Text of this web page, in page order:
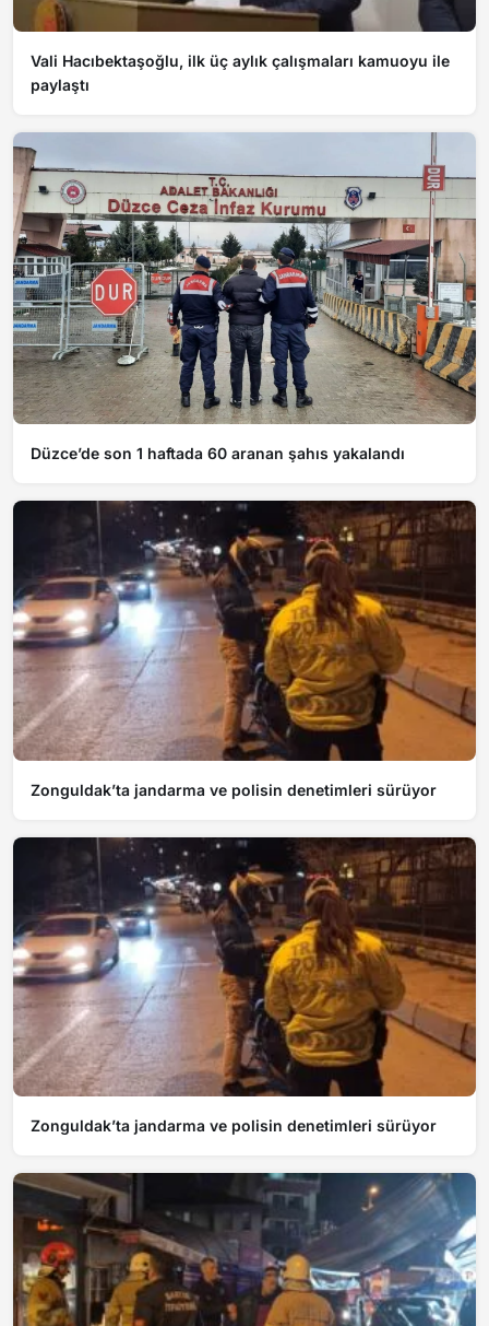
Vali Hacıbektaşoğlu, ilk üç aylık çalışmaları kamuoyu ile
paylaştı
Düzce’de son 1 haftada 60 aranan şahıs yakalandı
Zonguldak’ta jandarma ve polisin denetimleri sürüyor
Zonguldak’ta jandarma ve polisin denetimleri sürüyor